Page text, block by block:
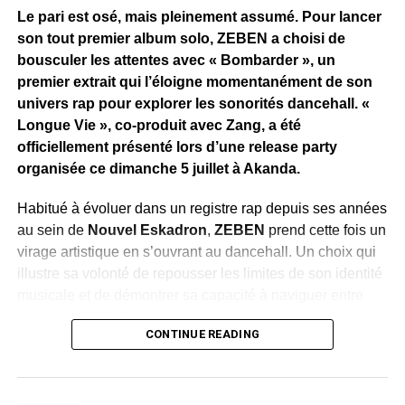
Le pari est osé, mais pleinement assumé. Pour lancer
son tout premier album solo, ZEBEN a choisi de
bousculer les attentes avec « Bombarder », un
premier extrait qui l’éloigne momentanément de son
univers rap pour explorer les sonorités dancehall. «
Longue Vie », co-produit avec Zang, a été
officiellement présenté lors d’une release party
organisée ce dimanche 5 juillet à Akanda.
Habitué à évoluer dans un registre rap depuis ses années
au sein de Nouvel Eskadron, ZEBEN prend cette fois un
virage artistique en s’ouvrant au dancehall. Un choix qui
illustre sa volonté de repousser les limites de son identité
plusieurs univers.
Bombarder »accompagne cette évolution avec une
CONTINUE READING